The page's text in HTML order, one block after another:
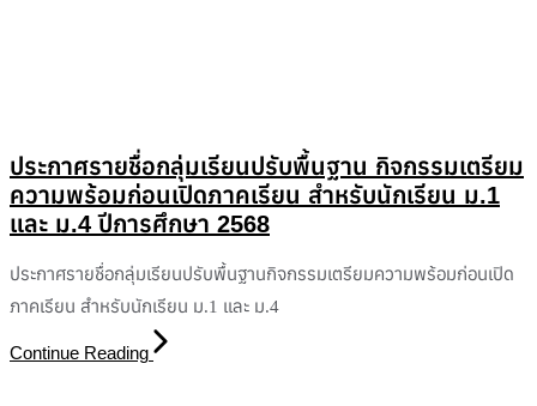
ประกาศรายชื่อกลุ่มเรียนปรับพื้นฐาน กิจกรรมเตรียม
ความพร้อมก่อนเปิดภาคเรียน สำหรับนักเรียน ม.1
และ ม.4 ปีการศึกษา 2568
ประกาศรายชื่อกลุ่มเรียนปรับพื้นฐานกิจกรรมเตรียมความพร้อมก่อนเปิด
ภาคเรียน สำหรับนักเรียน ม.1 และ ม.4
Continue Reading